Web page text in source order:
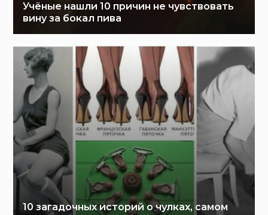
Учёные нашли 10 причин не чувствовать
вину за бокал пива
10 загадочных историй о чулках, самом